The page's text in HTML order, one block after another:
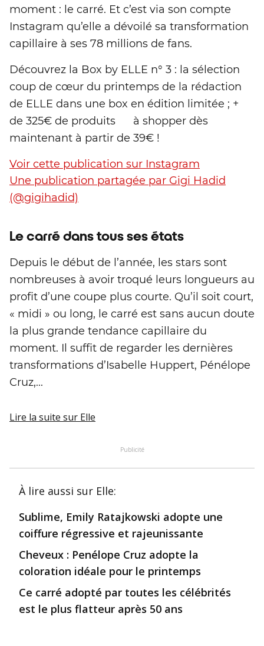
moment : le carré. Et c’est via son compte
Instagram qu’elle a dévoilé sa transformation
capillaire à ses 78 millions de fans.
Découvrez la Box by ELLE n° 3 : la sélection
coup de cœur du printemps de la rédaction
de ELLE dans une box en édition limitée ; +
de 325€ de produits à shopper dès
maintenant à partir de 39€ !
Voir cette publication sur Instagram
Une publication partagée par Gigi Hadid
(@gigihadid)
Le carré dans tous ses états
Depuis le début de l’année, les stars sont
nombreuses à avoir troqué leurs longueurs au
profit d’une coupe plus courte. Qu’il soit court,
« midi » ou long, le carré est sans aucun doute
la plus grande tendance capillaire du
moment. Il suffit de regarder les dernières
transformations d’Isabelle Huppert, Pénélope
Cruz,...
Lire la suite sur Elle
Publicité
À lire aussi sur Elle:
Sublime, Emily Ratajkowski adopte une
coiffure régressive et rajeunissante
Cheveux : Penélope Cruz adopte la
coloration idéale pour le printemps
Ce carré adopté par toutes les célébrités
est le plus flatteur après 50 ans